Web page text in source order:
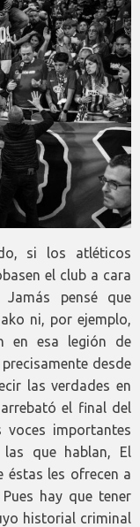
si los atléticos
el club a cara
Jamás pensé que
ni, por ejemplo,
en esa legión de
desde
las verdades en
el final del
importantes
que hablan, El
éstas les ofrecen a
hay que tener
historial criminal